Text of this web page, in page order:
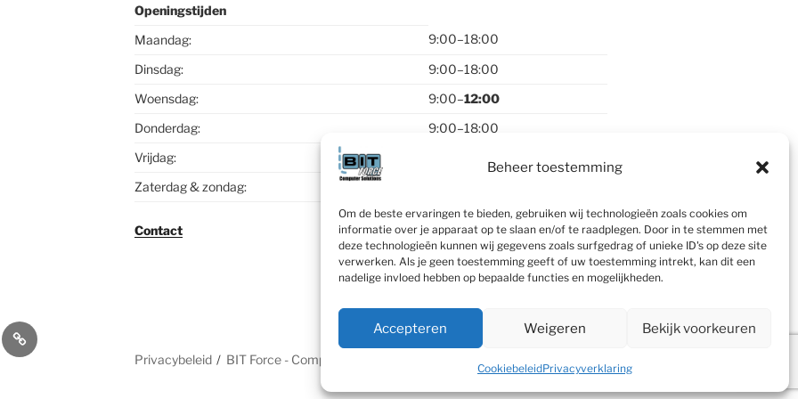
Beheer toestemming
Om de beste ervaringen te bieden, gebruiken wij technologieën zoals cookies om
informatie over je apparaat op te slaan en/of te raadplegen. Door in te stemmen met
deze technologieën kunnen wij gegevens zoals surfgedrag of unieke ID's op deze site
verwerken. Als je geen toestemming geeft of uw toestemming intrekt, kan dit een
nadelige invloed hebben op bepaalde functies en mogelijkheden.
Accepteren Weigeren Bekijk voorkeuren
CookiebeleidPrivacyverklaring
Openingstijden
Maandag:
9:00–18:00
Dinsdag:
9:00–18:00
Woensdag:
9:00–12:00
Donderdag:
9:00–18:00
Vrijdag:
Zaterdag & zondag:
Contact
Contact
Privacybeleid BIT Force - Computer Solutions (c) 2000-2026